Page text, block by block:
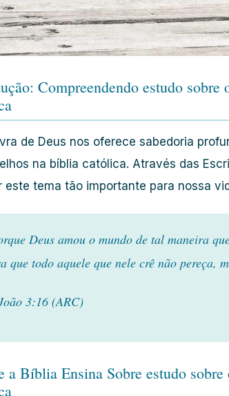
Compreendendo estudo sobre
de Deus nos oferece sabedoria
na bíblia católica. Através das
este tema tão importante para nossa
Deus amou o mundo de tal maneira
que todo aquele que nele crê não pereça,
3:16 (ARC)
a Bíblia Ensina Sobre estudo